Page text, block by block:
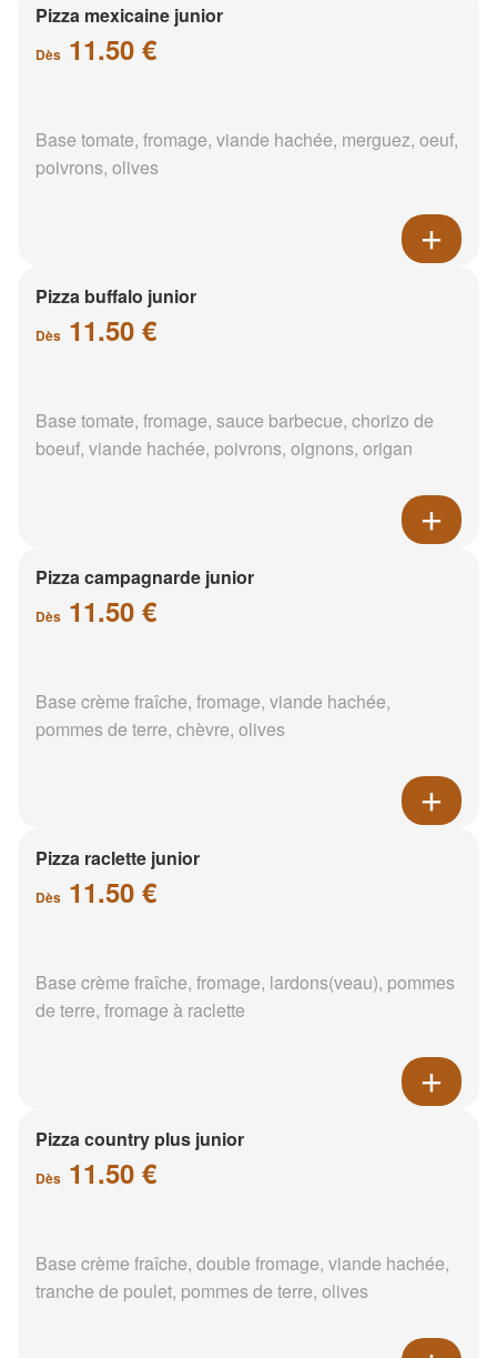
Pizza mexicaine junior
Dès 11.50 €
Base tomate, fromage, viande hachée, merguez, oeuf,
poivrons, olives
Pizza buffalo junior
Dès 11.50 €
Base tomate, fromage, sauce barbecue, chorizo de
boeuf, viande hachée, poivrons, oignons, origan
Pizza campagnarde junior
Dès 11.50 €
Base crème fraîche, fromage, viande hachée,
pommes de terre, chèvre, olives
Pizza raclette junior
Dès 11.50 €
Base crème fraîche, fromage, lardons(veau), pommes
de terre, fromage à raclette
Pizza country plus junior
Dès 11.50 €
Base crème fraîche, double fromage, viande hachée,
tranche de poulet, pommes de terre, olives